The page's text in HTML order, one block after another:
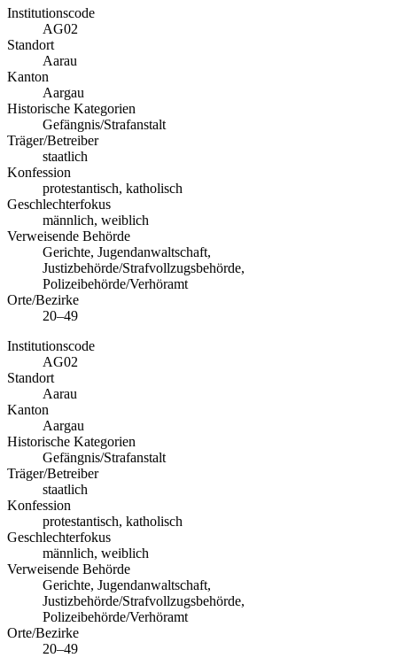
Institutionscode
AG02
Standort
Aarau
Kanton
Aargau
Historische Kategorien
Gefängnis/Strafanstalt
Träger/Betreiber
staatlich
Konfession
protestantisch, katholisch
Geschlechterfokus
männlich, weiblich
Verweisende Behörde
Gerichte, Jugendanwaltschaft,
Justizbehörde/Strafvollzugsbehörde,
Polizeibehörde/Verhöramt
Orte/Bezirke
20–49
Institutionscode
AG02
Standort
Aarau
Kanton
Aargau
Historische Kategorien
Gefängnis/Strafanstalt
Träger/Betreiber
staatlich
Konfession
protestantisch, katholisch
Geschlechterfokus
männlich, weiblich
Verweisende Behörde
Gerichte, Jugendanwaltschaft,
Justizbehörde/Strafvollzugsbehörde,
Polizeibehörde/Verhöramt
Orte/Bezirke
20–49